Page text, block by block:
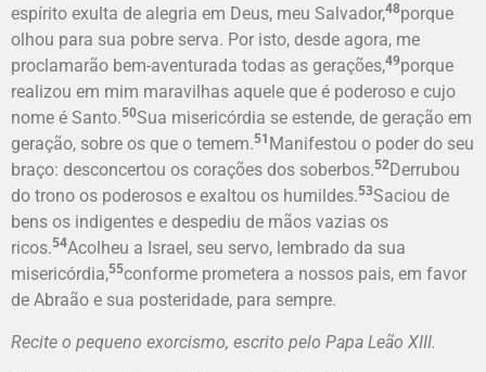
espírito exulta de alegria em Deus, meu Salvador,48porque
olhou para sua pobre serva. Por isto, desde agora, me
proclamarão bem-aventurada todas as gerações,49porque
realizou em mim maravilhas aquele que é poderoso e cujo
nome é Santo.50Sua misericórdia se estende, de geração em
geração, sobre os que o temem.51 Manifestou o poder do seu
braço: desconcertou os corações dos soberbos.52 Derrubou
do trono os poderosos e exaltou os humildes.53Saciou de
bens os indigentes e despediu de mãos vazias os
ricos.54Acolheu a Israel, seu servo, lembrado da sua
misericórdia,55conforme prometera a nossos pais, em favor
de Abraão e sua posteridade, para sempre.
Recite o pequeno exorcismo, escrito pelo Papa Leão XIII.